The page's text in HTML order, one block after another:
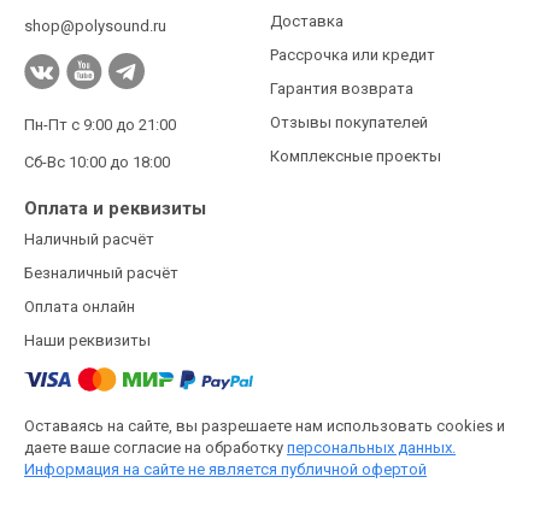
shop@polysound.ru
Пн-Пт с 9:00 до 21:00
Сб-Вс 10:00 до 18:00
Доставка
Рассрочка или кредит
Гарантия возврата
Отзывы покупателей
Комплексные проекты
Оплата и реквизиты
Наличный расчёт
Безналичный расчёт
Оплата онлайн
Наши реквизиты
Оставаясь на сайте, вы разрешаете нам использовать cookies и
даете ваше согласие на обработку персональных данных.
Информация на сайте не является публичной офертой